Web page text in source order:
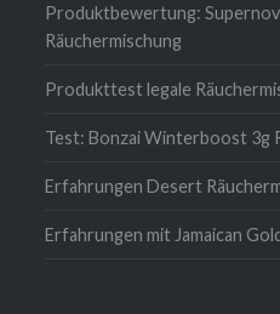
Produktbewertung:
Räuchermischung
Produkttest legale
Test: Bonzai Winterboost 3g
Erfahrungen Desert
Erfahrungen mit Jamaican